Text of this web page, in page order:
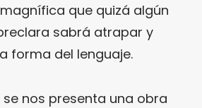
que quizá algún
sabrá atrapar y
forma del lenguaje.
se nos presenta una obra